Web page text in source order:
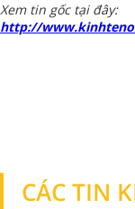
Xem tin gốc tại đây:
http://
CÁC TIN